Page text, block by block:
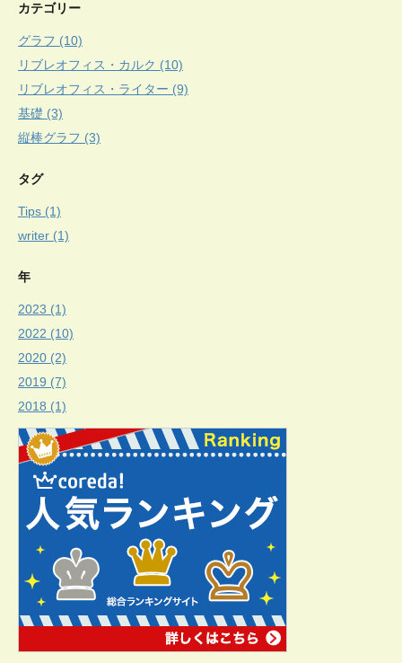
カテゴリー
グラフ (10)
リブレオフィス・カルク (10)
リブレオフィス・ライター (9)
基礎 (3)
縦棒グラフ (3)
タグ
Tips (1)
writer (1)
年
2023 (1)
2022 (10)
2020 (2)
2019 (7)
2018 (1)